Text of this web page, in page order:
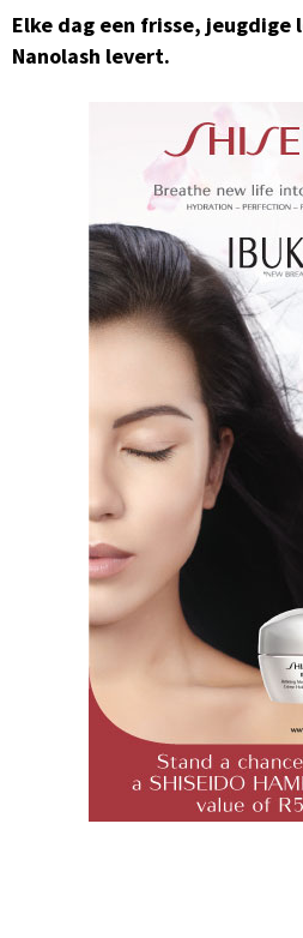
Elke dag een frisse, jeugdige
Nanolash levert.